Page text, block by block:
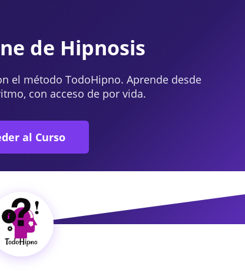
de Hipnosis
el método TodoHipno. Aprende desde
con acceso de por vida.
al Curso